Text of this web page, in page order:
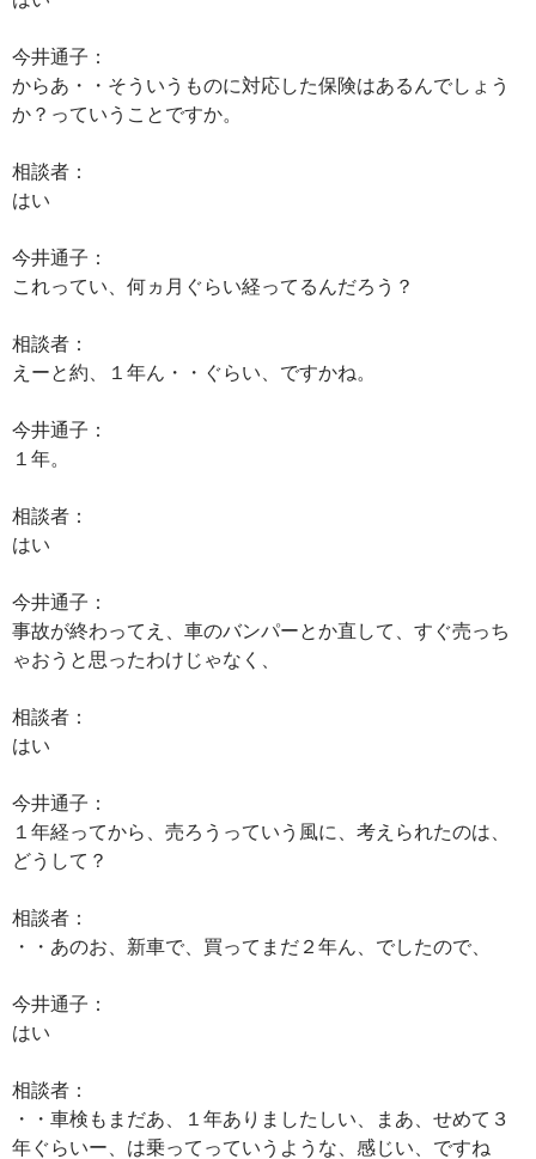
今井通子：
からあ・・そういうものに対応した保険はあるんでしょう
か？っていうことですか。
相談者：
はい
今井通子：
これってい、何ヵ月ぐらい経ってるんだろう？
相談者：
えーと約、１年ん・・ぐらい、ですかね。
今井通子：
１年。
相談者：
はい
今井通子：
事故が終わってえ、車のバンパーとか直して、すぐ売っち
ゃおうと思ったわけじゃなく、
相談者：
はい
今井通子：
１年経ってから、売ろうっていう風に、考えられたのは、
どうして？
相談者：
・・あのお、新車で、買ってまだ２年ん、でしたので、
今井通子：
はい
相談者：
・・車検もまだあ、１年ありましたしい、まあ、せめて３
年ぐらいー、は乗ってっていうような、感じい、ですね